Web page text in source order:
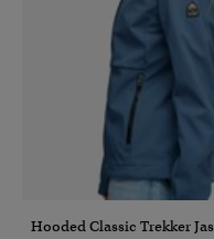
Hooded Classic Trekker Jas